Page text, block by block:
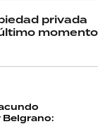
privada
momento